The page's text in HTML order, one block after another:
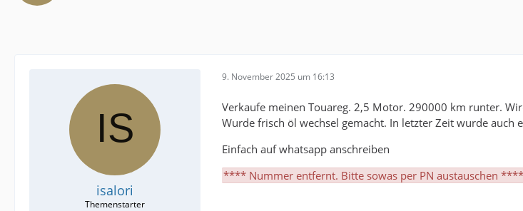
isalori
9. November 2025 um 16:13
Verkaufe meinen Touareg. 2,5 Motor. 290000 km runter.
Wurde frisch öl wechsel gemacht. In letzter Zeit wurde auch
Einfach auf whatsapp anschreiben
**** Nummer entfernt. Bitte sowas per PN austauschen ****